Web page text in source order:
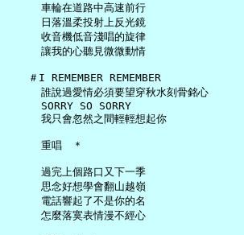
     車輪在道路中高速前行
     日落溫柔投射上反光鏡
     收音機低音淺唱的旋律
     讓我的心聽見微微動情
   ＃I REMEMBER REMEMBER
     誰說過愛情必須要望穿秋水刻骨銘心
     SORRY SO SORRY
     我只會忽然之間輕輕想起你
     重唱　＊
     過完上個路口又下一季
     思念好想學會翻山越嶺
     電話響起了不是你的名
     怎麼落寞表情漫不經心